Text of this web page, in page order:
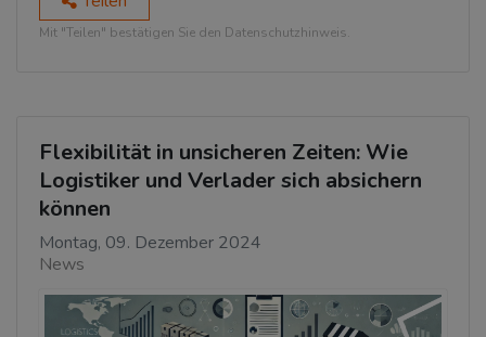
Mit "Teilen" bestätigen Sie den Datenschutzhinweis.
Flexibilität in unsicheren Zeiten: Wie
Logistiker und Verlader sich absichern
können
Montag, 09. Dezember 2024
News